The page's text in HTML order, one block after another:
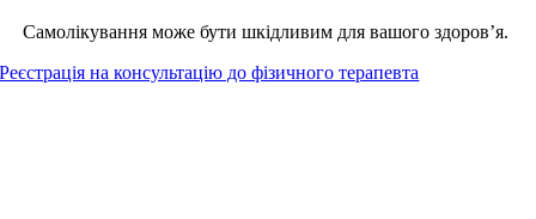
Самолікування може бути шкідливим для вашого здоров’я.
Реєстрація на консультацію до фізичного терапевта